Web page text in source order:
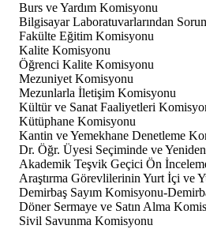
Burs ve Yardım Komisyonu
Bilgisayar Laboratuvarlarından
Fakülte Eğitim Komisyonu
Kalite Komisyonu
Öğrenci Kalite Komisyonu
Mezuniyet Komisyonu
Mezunlarla İletişim Komisyonu
Kültür ve Sanat Faaliyetleri
Kütüphane Komisyonu
Kantin ve Yemekhane Denetleme
Dr. Öğr. Üyesi Seçiminde ve
Akademik Teşvik Geçici Ön
Araştırma Görevlilerinin Yurt İçi ve
Demirbaş Sayım Komisyonu-
Döner Sermaye ve Satın Alma
Sivil Savunma Komisyonu